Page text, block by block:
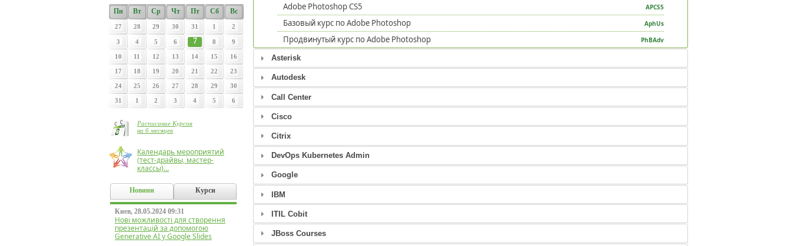
APCS5
Adobe Photoshop CS5
AphUs
Базовый курс по Adobe Photoshop
PhBAdv
Продвинутый курс по Adobe Photoshop
Asterisk
Autodesk
Call Center
Cisco
Citrix
DevOps Kubernetes Admin
Google
IBM
ITIL Cobit
JBoss Courses
Пн Вт Ср Чт Пт Сб Вс
27 28 29 30 31 1 2
3 4 5 6 7 8 9
10 11 12 13 14 15 16
17 18 19 20 21 22 23
24 25 26 27 28 29 30
31 1 2 3 4 5 6
Расписание Курсов
на 6 месяцев
Календарь мероприятий
(тест-драйвы, мастер-
классы)...
Новини Курси
Киев, 28.05.2024 09:31
Нові можливості для створення
презентацій за допомогою
Generative AI у Google Slides